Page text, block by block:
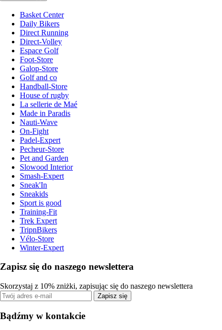
Basket Center
Daily Bikers
Direct Running
Direct-Volley
Espace Golf
Foot-Store
Galop-Store
Golf and co
Handball-Store
House of rugby
La sellerie de Maé
Made in Paradis
Nauti-Wave
On-Fight
Padel-Expert
Pecheur-Store
Pet and Garden
Slowood Interior
Smash-Expert
Sneak'In
Sneakids
Sport is good
Training-Fit
Trek Expert
TripnBikers
Vélo-Store
Winter-Expert
Zapisz się do naszego newslettera
Skorzystaj z 10% zniżki, zapisując się do naszego newslettera
Zapisz się
Bądźmy w kontakcie